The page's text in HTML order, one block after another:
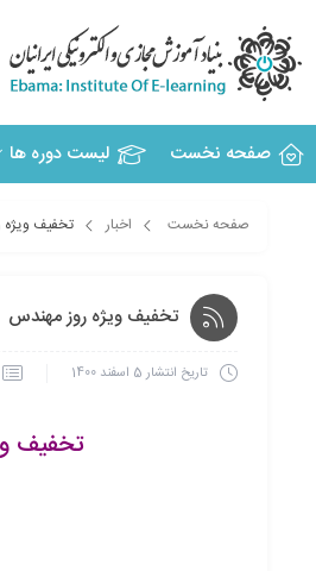
صفحه نخست لیست دوره ها
صفحه نخست اخبار تخفیف
تخفیف ویژه روز مهندس
تاریخ انتشار5 اسفند 1400
تخفیف ویژه ۵۰٪ بر روی ۴ دوره آموزشی بنیاد آموزش